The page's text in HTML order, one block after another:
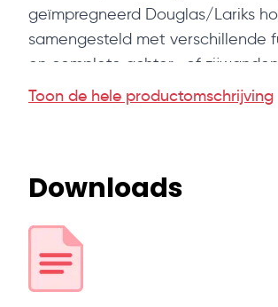
geïmpregneerd Douglas/Lariks
samengesteld met verschillende
en complete achter- of zijwanden.
Belangrijkste
Materiaal:Fijnbezaagd Douglas/
Staanders:
zagen.
Zelf samenstellen:
Toon de hele productomschrijving
Downloads